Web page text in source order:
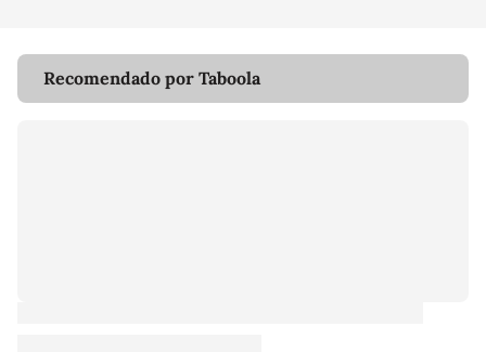
Recomendado por Taboola